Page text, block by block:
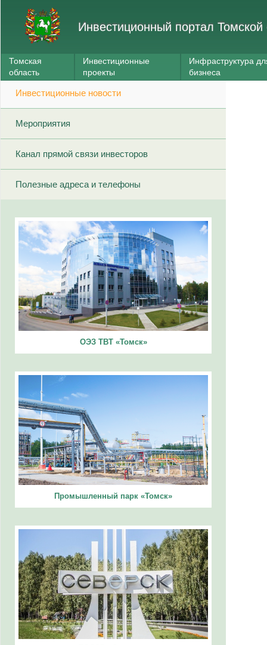
Инвестиционный портал Томской
Томская
область
Инвестиционные
проекты
Инфраструктура
бизнеса
Инвестиционные новости
Мероприятия
Канал прямой связи инвесторов
Полезные адреса и телефоны
ОЭЗ ТВТ «Томск»
Промышленный парк «Томск»